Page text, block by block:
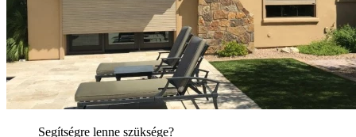
Segítségre lenne szüksége?